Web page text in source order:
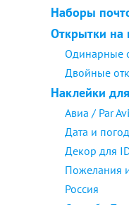
Наборы
Открытки
Одинарные
Двойные
Наклейки
Авиа / Par
Дата и
Декор для
Пожелания
Россия